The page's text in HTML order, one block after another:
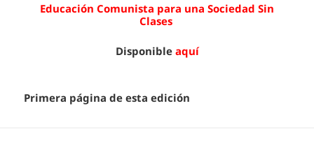
Educación Comunista para una Sociedad Sin
Clases
Disponible aquí
Primera página de esta edición